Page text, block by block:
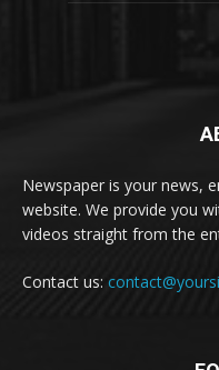
Newspaper is your news,
website. We provide you
videos straight from the
Contact us: